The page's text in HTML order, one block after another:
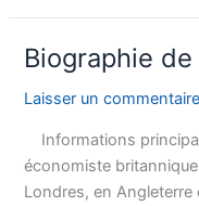
William
Stanley
Jevons
Biographie
Laisser un commentaire
Informations
économiste
Londres, en Angleterre